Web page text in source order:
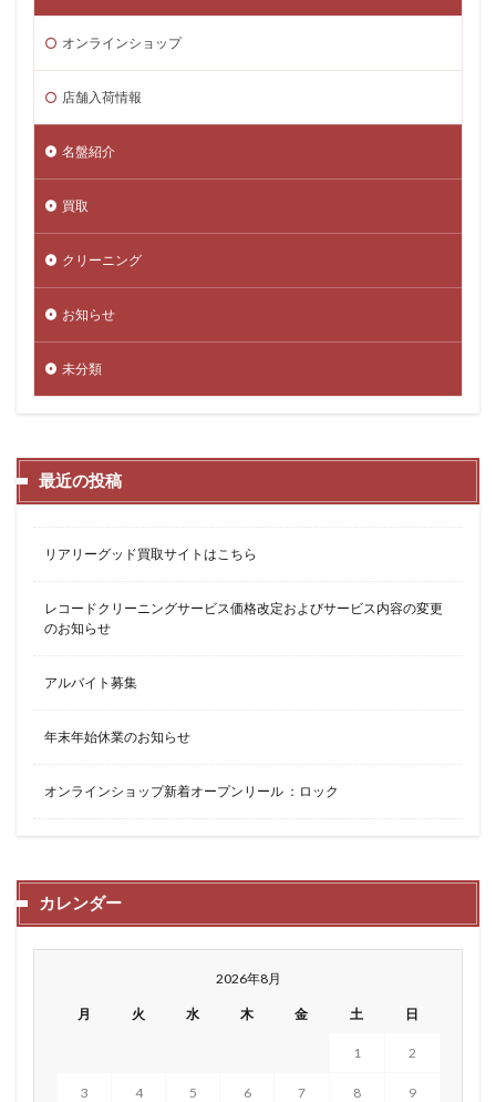
オンラインショップ
店舗入荷情報
名盤紹介
買取
クリーニング
お知らせ
未分類
最近の投稿
リアリーグッド買取サイトはこちら
レコードクリーニングサービス価格改定およびサービス内容の変更
のお知らせ
アルバイト募集
年末年始休業のお知らせ
オンラインショップ新着オープンリール ：ロック
カレンダー
2026年8月
月 火 水 木 金 土 日
1 2
3 4 5 6 7 8 9